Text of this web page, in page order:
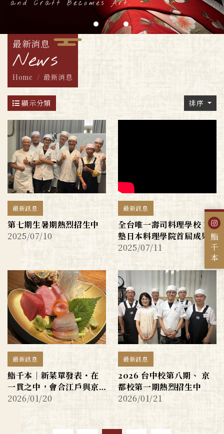
最新消息
News
Home 最新消息
顯示分類 排序
最新訊息
第七期生暑期熱烈招生中
2025/07/10
最新訊息
全台唯一壽司料理學校 京
塾日本料理學院首屆成果
展吸睛
2025/07/11
最新訊息
鮨千本｜新菜單發表・在
一貫之中，會合江戶與京
都
2026/01/20
最新訊息
2026 台中校第八期、 京
都校第一期熱烈招生中
2026/01/21
鮨千本